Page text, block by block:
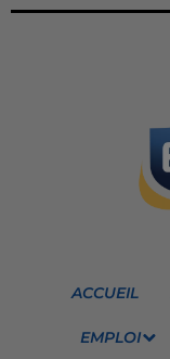
ACCUEIL
EMPLOI